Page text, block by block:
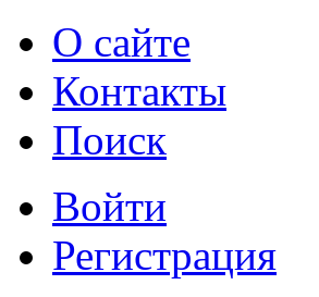
О сайте
Контакты
Поиск
Войти
Регистрация